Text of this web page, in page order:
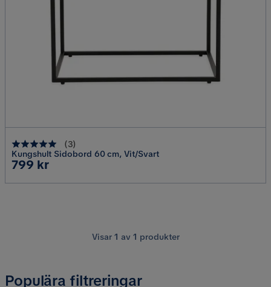
(3)
Kungshult Sidobord 60 cm, Vit/Svart
Pris
799 kr
Visar 1 av 1 produkter
Populära filtreringar